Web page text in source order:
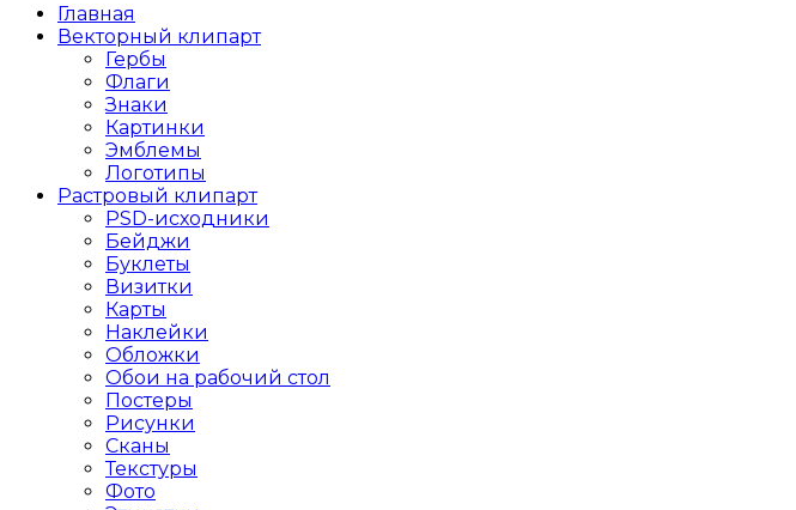
Главная
Векторный клипарт
Гербы
Флаги
Знаки
Картинки
Эмблемы
Логотипы
Растровый клипарт
PSD-исходники
Бейджи
Буклеты
Визитки
Карты
Наклейки
Обложки
Обои на рабочий стол
Постеры
Рисунки
Сканы
Текстуры
Фото